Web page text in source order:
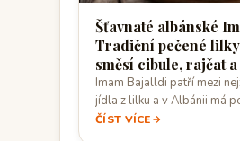
Šťavnaté albánské
Tradiční pečené
směsí cibule, rajčat
Imam Bajalldi patří mezi
jídla z lilku a v Albánii má
ČÍST VÍCE